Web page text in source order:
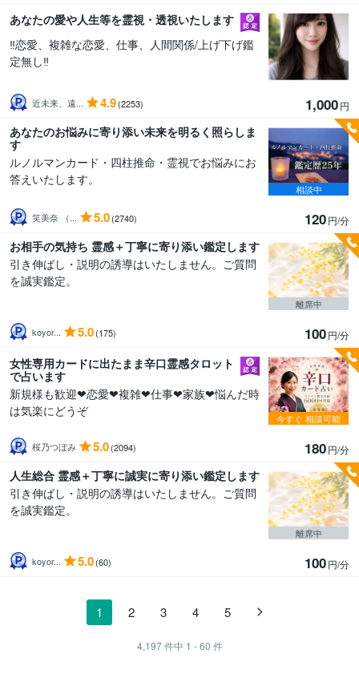
あなたの愛や人生等を霊視・透視いたします
‼️恋愛、複雑な恋愛、仕事、人間関係/上げ下げ鑑
定無し‼️
近未来、遠... 4.9(2253) 1,000円
あなたのお悩みに寄り添い未来を明るく照らしま
す
ルノルマンカード・四柱推命・霊視でお悩みにお
答えいたします。
笑美奈 （... 5.0(2740) 120円/分
相談中
お相手の気持ち 霊感＋丁寧に寄り添い鑑定します
引き伸ばし・説明の誘導はいたしません。ご質問
を誠実鑑定。
koyor... 5.0(175) 100円/分
離席中
女性専用カードに出たまま辛口霊感タロット
で占います
新規様も歓迎❤恋愛❤複雑❤仕事❤家族❤悩んだ時
は気楽にどうぞ
桜乃つぼみ 5.0(2094) 180円/分
今すぐ 相談可能
人生総合 霊感＋丁寧に誠実に寄り添い鑑定します
引き伸ばし・説明の誘導はいたしません。ご質問
を誠実鑑定。
koyor... 5.0(60) 100円/分
離席中
1 2 3 4 5
4,197 件中 1 - 60 件